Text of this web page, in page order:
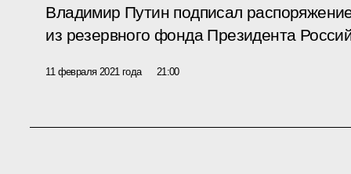
Владимир Путин подписал
из резервного фонда Президента
11 февраля 2021 года 21:00